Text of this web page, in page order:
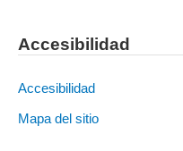
Accesibilidad
Accesibilidad
Mapa del sitio